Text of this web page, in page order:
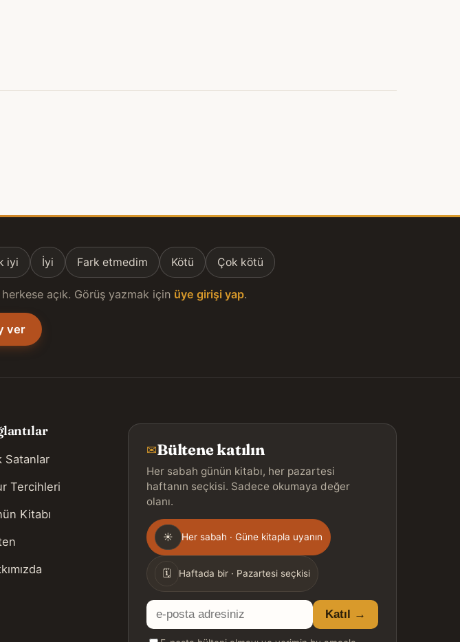
iyi İyi Fark etmedim Kötü Çok kötü
herkese açık. Görüş yazmak için üye girişi yap.
ver
Satanlar
Tercihleri
Kitabı
✉Bültene katılın
Her sabah günün kitabı, her pazartesi
haftanın seçkisi. Sadece okumaya değer
olanı.
Gönderim
sıklığı
☀ Her sabah · Güne kitapla uyanın
🗓 Haftada bir · Pazartesi seçkisi
E-
posta
Katıl →